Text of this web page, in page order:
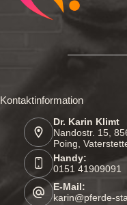
Kontaktinformation
Dr. Karin Klimt
Nandostr. 15,
Poing,
Handy:
0151 41909091
E-Mail:
karin@pferde-